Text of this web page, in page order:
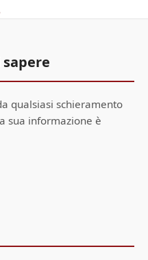
qualsiasi schieramento
sua informazione è